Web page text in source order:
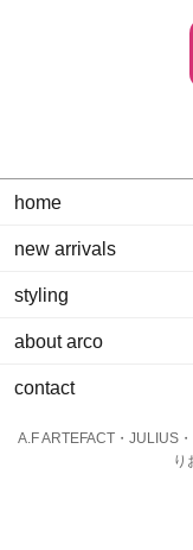
home
new arrivals
styling
about arco
contact
A.F ARTEFACT・JULIUS
り